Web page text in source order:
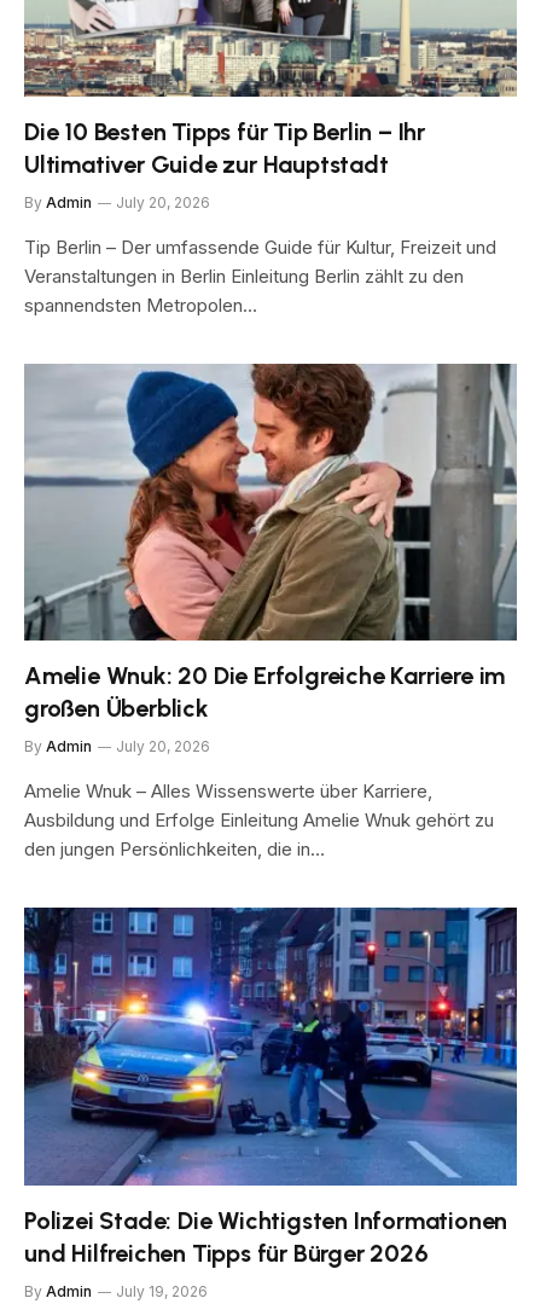
Die 10 Besten Tipps für Tip Berlin – Ihr
Ultimativer Guide zur Hauptstadt
By Admin July 20, 2026
Tip Berlin – Der umfassende Guide für Kultur, Freizeit und
Veranstaltungen in Berlin Einleitung Berlin zählt zu den
spannendsten Metropolen…
Amelie Wnuk: 20 Die Erfolgreiche Karriere im
großen Überblick
By Admin July 20, 2026
Amelie Wnuk – Alles Wissenswerte über Karriere,
Ausbildung und Erfolge Einleitung Amelie Wnuk gehört zu
den jungen Persönlichkeiten, die in…
Polizei Stade: Die Wichtigsten Informationen
und Hilfreichen Tipps für Bürger 2026
By Admin July 19, 2026